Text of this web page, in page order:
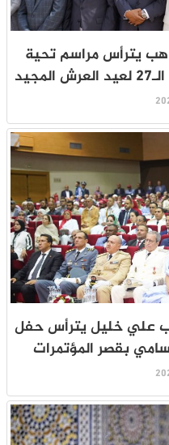
يترأس مراسم تحية
علي خليل يترأس حفل
بقصر المؤتمرات